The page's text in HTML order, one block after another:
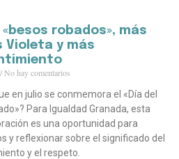
«besos robados», más
Violeta y más
No hay comentarios
en julio se conmemora el «Día del
Para Igualdad Granada, esta
es una oportunidad para
y reflexionar sobre el significado del
y el respeto.